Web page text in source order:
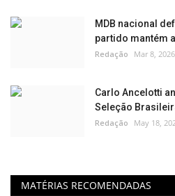
MDB nacional
partido mantém
Redação Mar 8, 2026
Carlo Ancelotti
Seleção
Redação May 18,
MATÉRIAS RECOMENDADAS